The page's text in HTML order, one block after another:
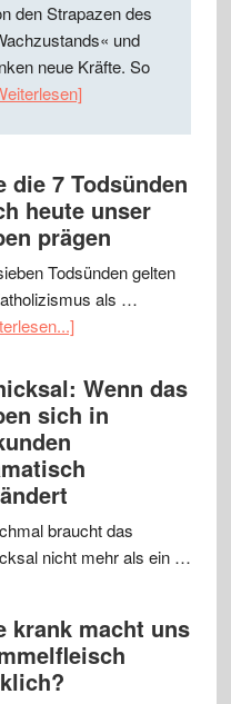
den Strapazen des
und
neue Kräfte. So
die 7 Todsünden
heute unser
prägen
Todsünden gelten
als …
Wenn das
sich in
braucht das
nicht mehr als ein …
krank macht uns